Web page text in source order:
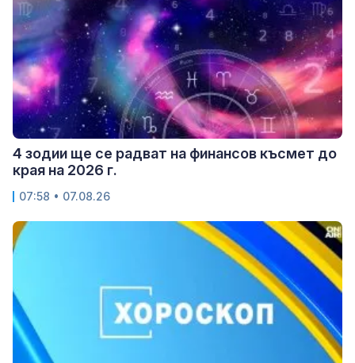
4 зодии ще се радват на финансов късмет до
края на 2026 г.
07:58 • 07.08.26